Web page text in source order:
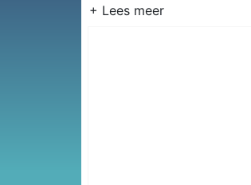
Naast Dordrecht volgen